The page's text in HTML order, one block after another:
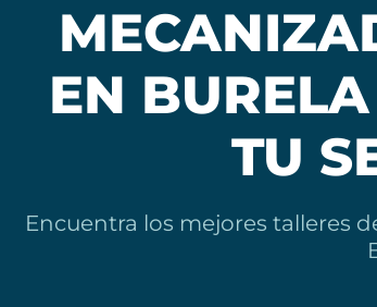
EN
TU
Encuentra los mejores talleres